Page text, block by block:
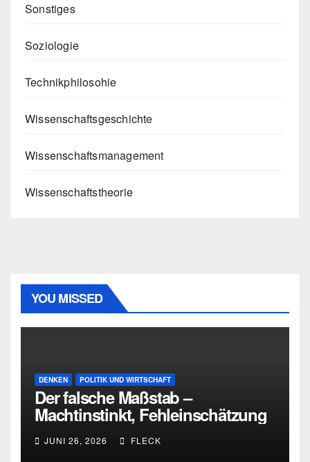
Sonstiges
Soziologie
Technikphilosohie
Wissenschaftsgeschichte
Wissenschaftsmanagement
Wissenschaftstheorie
YOU MISSED
DENKEN POLITIK UND WIRTSCHAFT
Der falsche Maßstab –
Machtinstinkt, Fehleinschätzung
und die Grenzen intellektueller
Urteilskraft
JUNI 26, 2026 FLECK